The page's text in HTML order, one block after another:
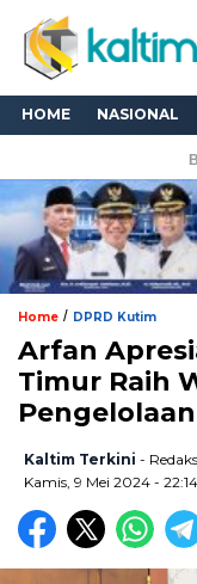
HOME NASIONAL
Home / DPRD Kutim
Arfan
Timur Raih
Kaltim Terkini -
Kamis, 9 Mei 2024 -